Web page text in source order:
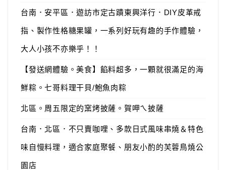
台南．安平區．遊訪市定古蹟東興洋行．DIY皮革戒
指、製作性格糖果罐，一系列好玩有趣的手作體驗，
大人小孩不亦樂乎！！
【發送網體驗。美食】餡料超多，一顆就很滿足的海
鮮粽。七哥料理干貝/鮑魚肉粽
北區。周五限定的窯烤披薩。賀呷ㄟ披薩
台南．北區．不只賣咖哩、多款日式風味串燒＆特色
味自慢料理，適合家庭聚餐、朋友小酌的芙蓉鳥燒公
園店